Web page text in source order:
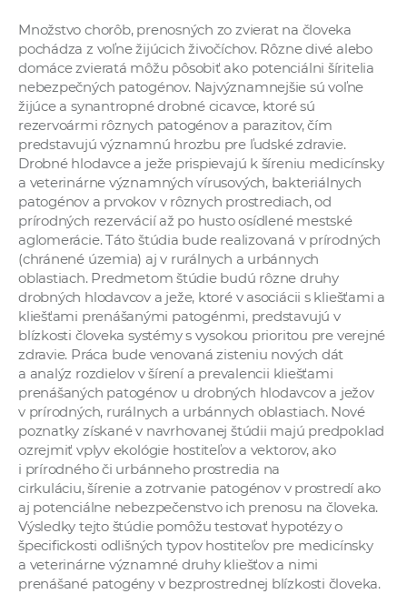
o
v
n
í
c
h
A
Množstvo chorôb, prenosných zo zvierat na človeka
pochádza z voľne žijúcich živočíchov. Rôzne divé alebo
domáce zvieratá môžu pôsobiť ako potenciálni šíritelia
nebezpečných patogénov. Najvýznamnejšie sú voľne
žijúce a synantropné drobné cicavce, ktoré sú
rezervoármi rôznych patogénov a parazitov, čím
predstavujú významnú hrozbu pre ľudské zdravie.
Drobné hlodavce a ježe prispievajú k šíreniu medicínsky
a veterinárne významných vírusových, bakteriálnych
patogénov a prvokov v rôznych prostrediach, od
prírodných rezervácií až po husto osídlené mestské
aglomerácie. Táto štúdia bude realizovaná v prírodných
(chránené územia) aj v rurálnych a urbánnych
oblastiach. Predmetom štúdie budú rôzne druhy
drobných hlodavcov a ježe, ktoré v asociácii s kliešťami a
kliešťami prenášanými patogénmi, predstavujú v
blízkosti človeka systémy s vysokou prioritou pre verejné
zdravie. Práca bude venovaná zisteniu nových dát
a analýz rozdielov v šírení a prevalencii kliešťami
prenášaných patogénov u drobných hlodavcov a ježov
v prírodných, rurálnych a urbánnych oblastiach. Nové
poznatky získané v navrhovanej štúdii majú predpoklad
ozrejmiť vplyv ekológie hostiteľov a vektorov, ako
i prírodného či urbánneho prostredia na
cirkuláciu, šírenie a zotrvanie patogénov v prostredí ako
aj potenciálne nebezpečenstvo ich prenosu na človeka.
Výsledky tejto štúdie pomôžu testovať hypotézy o
špecifickosti odlišných typov hostiteľov pre medicínsky
a veterinárne významné druhy kliešťov a nimi
prenášané patogény v bezprostrednej blízkosti človeka.